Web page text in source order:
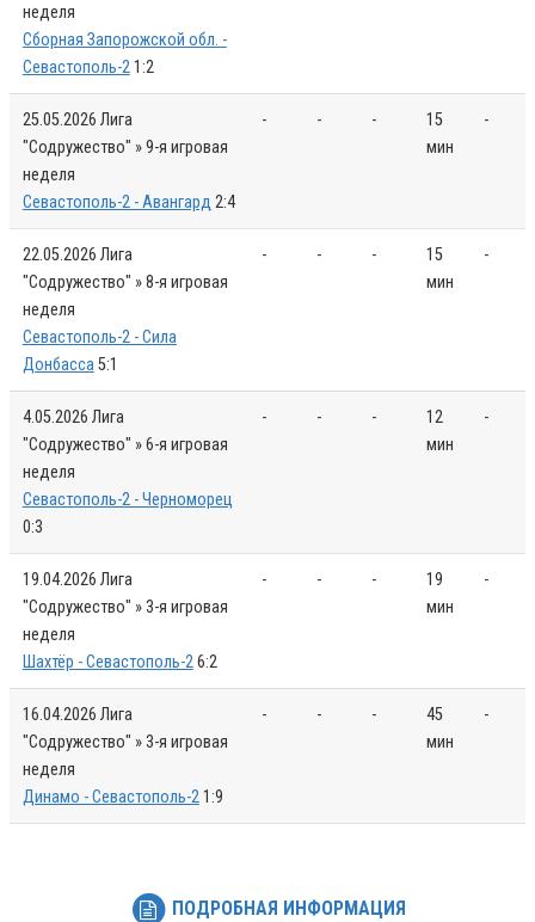
неделя
Сборная Запорожской обл. -
Севастополь-21:2
25.05.2026 Лига
"Содружество" » 9-я игровая
неделя
Севастополь-2 - Авангард 2:4
- - -
15
мин
-
22.05.2026 Лига
"Содружество" » 8-я игровая
неделя
Севастополь-2 - Сила
Донбасса5:1
- - -
15
мин
-
4.05.2026 Лига
"Содружество" » 6-я игровая
неделя
Севастополь-2 - Черноморец
0:3
- - -
12
мин
-
19.04.2026 Лига
"Содружество" » 3-я игровая
неделя
Шахтёр - Севастополь-26:2
- - -
19
мин
-
16.04.2026 Лига
"Содружество" » 3-я игровая
неделя
Динамо - Севастополь-21:9
- - -
45
мин
-
ПОДРОБНАЯ ИНФОРМАЦИЯ